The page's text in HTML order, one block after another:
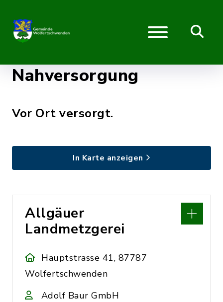
Nahversorgung
Vor Ort versorgt.
In Karte anzeigen
Allgäuer
Landmetzgerei
Hauptstrasse 41, 87787
Wolfertschwenden
Adolf Baur GmbH